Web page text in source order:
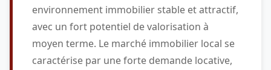
environnement immobilier stable et attractif,
avec un fort potentiel de valorisation à
moyen terme. Le marché immobilier local se
caractérise par une forte demande locative,